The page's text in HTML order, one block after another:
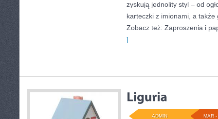
zyskują jednolity styl – od
karteczki z imionami, a
Zobacz też: Zaproszenia i
]
MAR
ADMIN